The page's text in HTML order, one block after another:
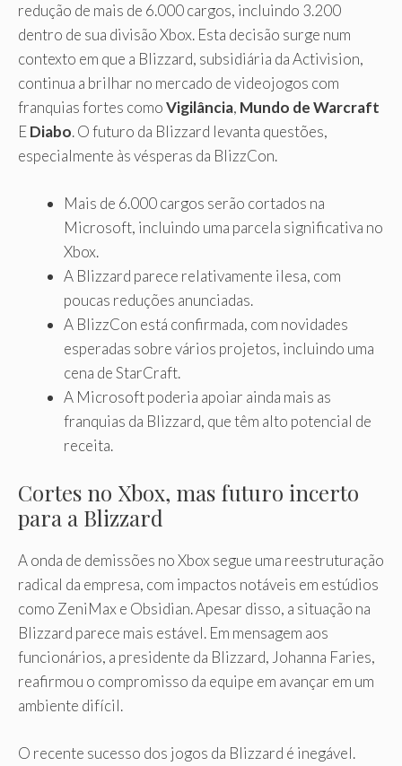
redução de mais de 6.000 cargos, incluindo 3.200
dentro de sua divisão Xbox. Esta decisão surge num
contexto em que a Blizzard, subsidiária da Activision,
continua a brilhar no mercado de videojogos com
franquias fortes comoVigilância, Mundo de Warcraft
EDiabo. O futuro da Blizzard levanta questões,
especialmente às vésperas da BlizzCon.
Mais de 6.000 cargos serão cortados na
Microsoft, incluindo uma parcela significativa no
Xbox.
A Blizzard parece relativamente ilesa, com
poucas reduções anunciadas.
A BlizzCon está confirmada, com novidades
esperadas sobre vários projetos, incluindo uma
cena de StarCraft.
A Microsoft poderia apoiar ainda mais as
franquias da Blizzard, que têm alto potencial de
receita.
Cortes no Xbox, mas futuro incerto
para a Blizzard
A onda de demissões no Xbox segue uma reestruturação
radical da empresa, com impactos notáveis ​​em estúdios
como ZeniMax e Obsidian. Apesar disso, a situação na
Blizzard parece mais estável. Em mensagem aos
funcionários, a presidente da Blizzard, Johanna Faries,
reafirmou o compromisso da equipe em avançar em um
ambiente difícil.
O recente sucesso dos jogos da Blizzard é inegável.